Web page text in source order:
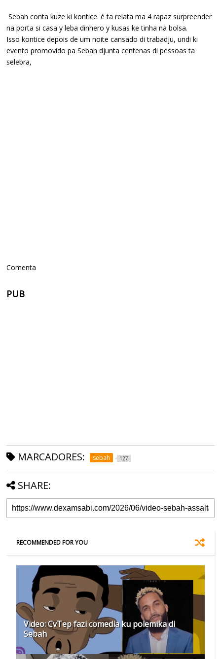
Sebah conta kuze ki kontice. é ta relata ma 4 rapaz surpreender
na porta si casa y leba dinhero y kusas ke tinha na bolsa.
Isso kontice depois de um noite cansado di trabadju, undi ki
evento promovido pa Sebah djunta centenas di pessoas ta
selebra,
Comenta
PUB
MARCADORES: sebah 127
SHARE:
RECOMMENDED FOR YOU
Video: CvTep fazi comedia ku polemika di
Sebah